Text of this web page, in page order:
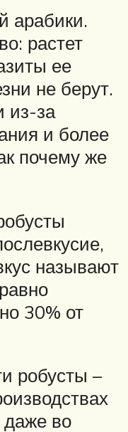
арабики.
растет
ее
не берут.
из-за
и более
почему же
называют
30% от
робусты –
во